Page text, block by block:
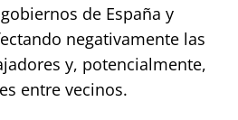
de España y
negativamente las
y, potencialmente,
entre vecinos.